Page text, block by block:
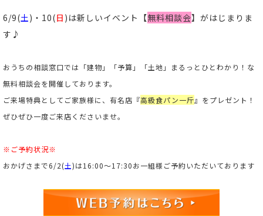
6/9(土)・ 10(日 )は新しいイベント 【無料相談会】 がはじまりま
す♪
おうちの相談窓口では「建物」「予算」「土地」まるっとひとわかり！な
無料相談会を開催しております。
ご来場特典としてご家族様に、有名店 『高級食パン一斤』 をプレゼント！
ぜひぜひ一度ご来店くださいませ。
※ご予約状況※
おかげさまで6/2(土)は16:00～17:30お一組様ご予約いただいております